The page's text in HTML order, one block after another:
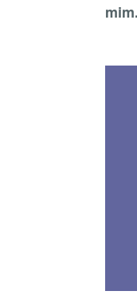
mim.